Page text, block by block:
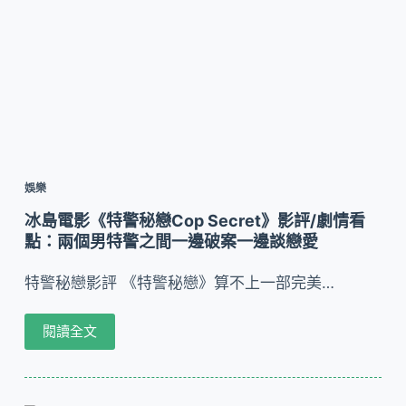
娛樂
冰島電影《特警秘戀Cop Secret》影評/劇情看
點：兩個男特警之間一邊破案一邊談戀愛
特警秘戀影評 《特警秘戀》算不上一部完美…
閱讀全文